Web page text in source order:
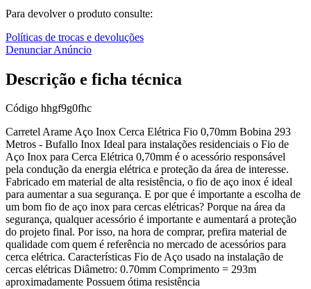
Para devolver o produto consulte:
Políticas de trocas e devoluções
Denunciar Anúncio
Descrição e ficha técnica
Código hhgf9g0fhc
Carretel Arame Aço Inox Cerca Elétrica Fio 0,70mm Bobina 293
Metros - Bufallo Inox Ideal para instalações residenciais o Fio de
Aço Inox para Cerca Elétrica 0,70mm é o acessório responsável
pela condução da energia elétrica e proteção da área de interesse.
Fabricado em material de alta resistência, o fio de aço inox é ideal
para aumentar a sua segurança. E por que é importante a escolha de
um bom fio de aço inox para cercas elétricas? Porque na área da
segurança, qualquer acessório é importante e aumentará a proteção
do projeto final. Por isso, na hora de comprar, prefira material de
qualidade com quem é referência no mercado de acessórios para
cerca elétrica. Características Fio de Aço usado na instalação de
cercas elétricas Diâmetro: 0.70mm Comprimento = 293m
aproximadamente Possuem ótima resistência